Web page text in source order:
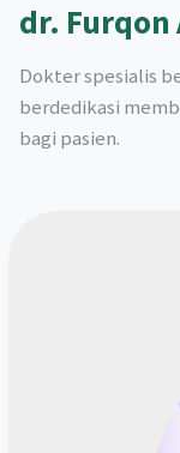
dr. Furqon
Dokter spesialis
berdedikasi
bagi pasien.